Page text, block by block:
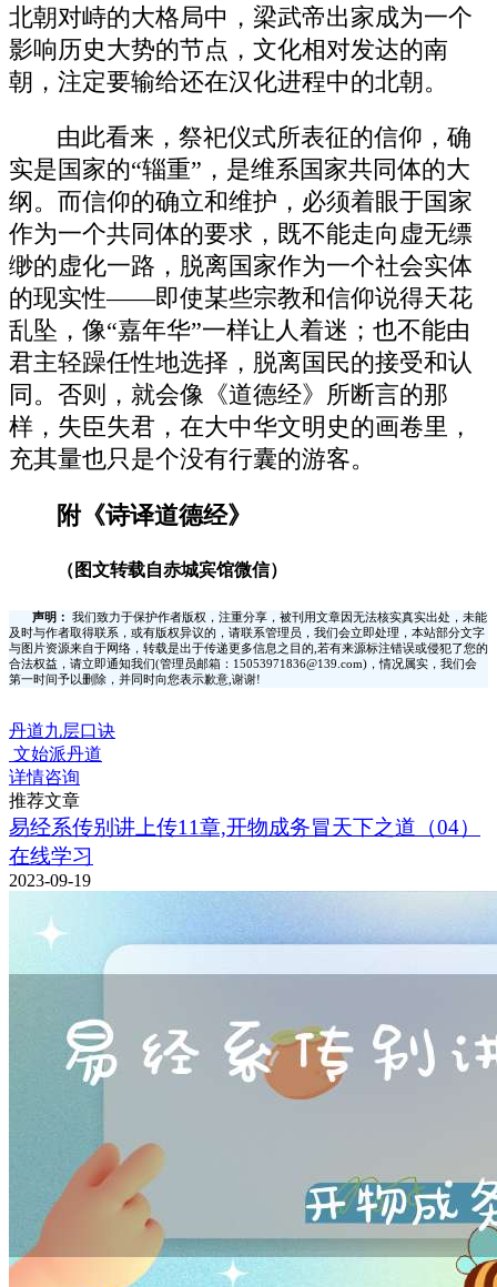
北朝对峙的大格局中，梁武帝出家成为一个
影响历史大势的节点，文化相对发达的南
朝，注定要输给还在汉化进程中的北朝。
由此看来，祭祀仪式所表征的信仰，确
实是国家的“辎重”，是维系国家共同体的大
纲。而信仰的确立和维护，必须着眼于国家
作为一个共同体的要求，既不能走向虚无缥
缈的虚化一路，脱离国家作为一个社会实体
的现实性——即使某些宗教和信仰说得天花
乱坠，像“嘉年华”一样让人着迷；也不能由
君主轻躁任性地选择，脱离国民的接受和认
同。否则，就会像《道德经》所断言的那
样，失臣失君，在大中华文明史的画卷里，
充其量也只是个没有行囊的游客。
附《诗译道德经》
（图文转载自赤城宾馆微信）
声明：
我们致力于保护作者版权，注重分享，被刊用文章因无法核实真实出处，未能
及时与作者取得联系，或有版权异议的，请联系管理员，我们会立即处理，本站部分文字
与图片资源来自于网络，转载是出于传递更多信息之目的,若有来源标注错误或侵犯了您的
合法权益，请立即通知我们(管理员邮箱：15053971836@139.com)，情况属实，我们会
第一时间予以删除，并同时向您表示歉意,谢谢!
丹道九层口诀
文始派丹道
详情咨询
推荐文章
易经系传别讲上传11章,开物成务冒天下之道（04）
在线学习
2023-09-19